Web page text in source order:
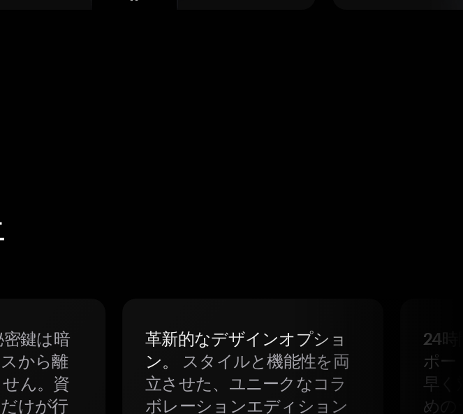
鍵は暗
から離
ん。資
けが行
革新的なデザインオプショ
ン。
スタイルと機能性を両
立させた、ユニークなコラ
ボレーションエディション
24
ポー
早く
めの